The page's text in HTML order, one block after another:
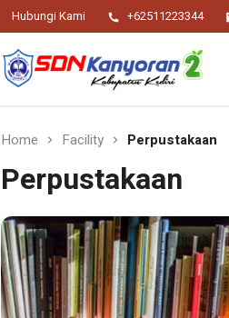
Hubungi Kami +62511223344
SDN Kanyoran 2
Kec.Semen Kab.Kediri
Religius Berwawasan Berbudaya
Home Facility Perpustakaan
Perpustakaan